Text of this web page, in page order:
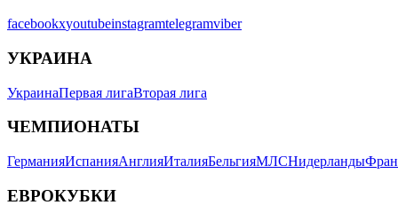
facebookxyoutubeinstagramtelegramviber
УКРАИНА
УкраинаПервая лигаВторая лига
ЧЕМПИОНАТЫ
ГерманияИспанияАнглияИталияБельгияМЛСНидерланды
ЕВРОКУБКИ